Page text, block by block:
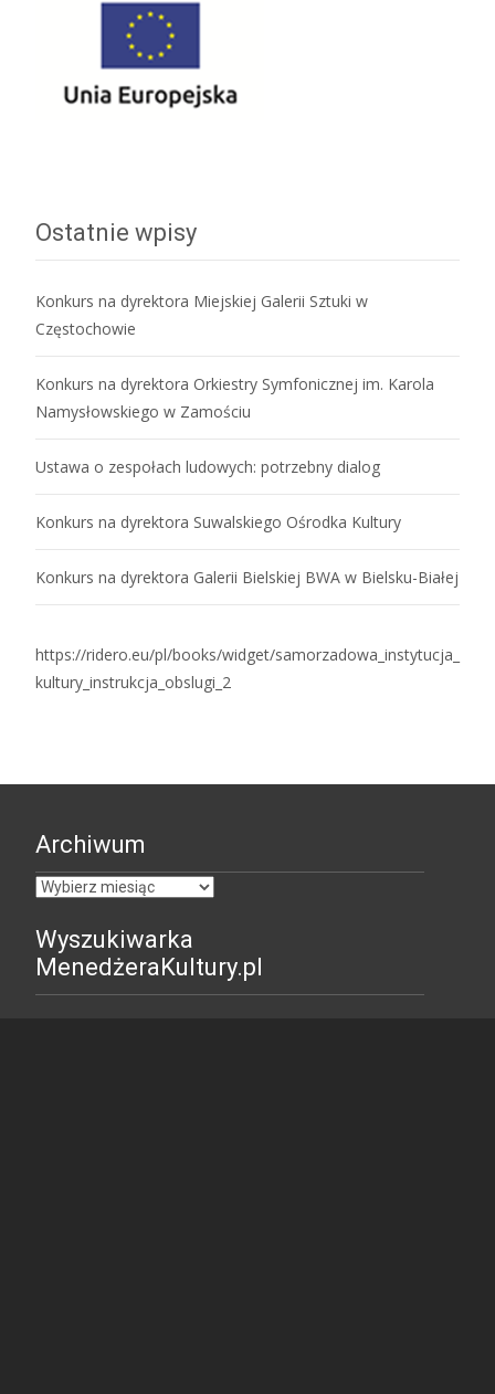
Ostatnie wpisy
Konkurs na dyrektora Miejskiej Galerii Sztuki w
Częstochowie
Konkurs na dyrektora Orkiestry Symfonicznej im. Karola
Namysłowskiego w Zamościu
Ustawa o zespołach ludowych: potrzebny dialog
Konkurs na dyrektora Suwalskiego Ośrodka Kultury
Konkurs na dyrektora Galerii Bielskiej BWA w Bielsku-Białej
https://ridero.eu/pl/books/widget/samorzadowa_instytucja_
kultury_instrukcja_obslugi_2
Archiwum
Archiwum
Wyszukiwarka
MenedżeraKultury.pl